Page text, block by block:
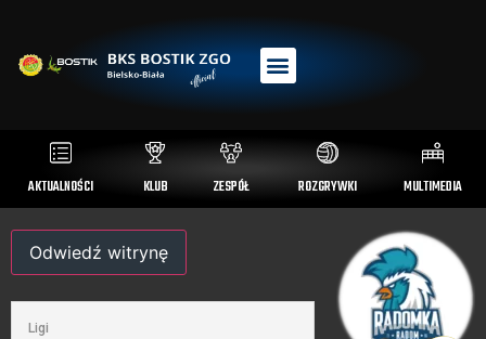
AKTUALNOŚCI KLUB ZESPÓŁ ROZGRYWKI MULTIMEDIA
Ligi